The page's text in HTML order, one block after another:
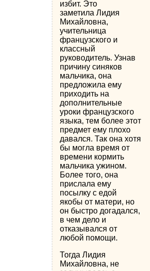
избит. Это
заметила Лидия
Михайловна,
учительница
французского и
классный
руководитель. Узнав
причину синяков
мальчика, она
предложила ему
приходить на
дополнительные
уроки французского
языка, тем более этот
предмет ему плохо
давался. Так она хотя
бы могла время от
времени кормить
мальчика ужином.
Более того, она
прислала ему
посылку с едой
якобы от матери, но
он быстро догадался,
в чем дело и
отказывался от
любой помощи.
Тогда Лидия
Михайловна, не